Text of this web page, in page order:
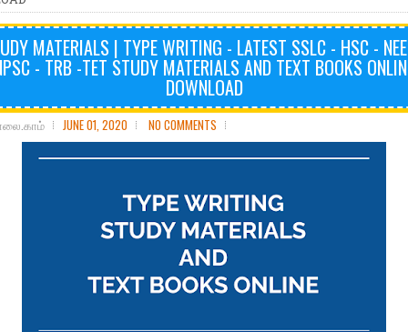
MATERIALS | TYPE WRITING - LATEST SSLC - HSC -
- TRB -TET STUDY MATERIALS AND TEXT BOOKS
DOWNLOAD
JUNE 01, 2020 NO COMMENTS